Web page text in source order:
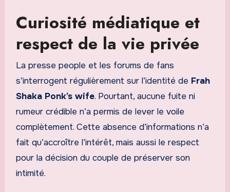
Curiosité médiatique et
respect de la vie privée
La presse people et les forums de fans
s’interrogent régulièrement sur l’identité de Frah
Shaka Ponk’s wife. Pourtant, aucune fuite ni
rumeur crédible n’a permis de lever le voile
complètement. Cette absence d’informations n’a
fait qu’accroître l’intérêt, mais aussi le respect
pour la décision du couple de préserver son
intimité.